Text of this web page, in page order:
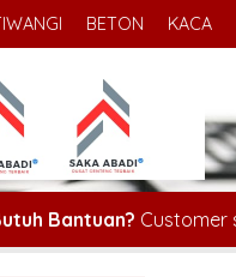
BETON KACA
Bantuan? Customer